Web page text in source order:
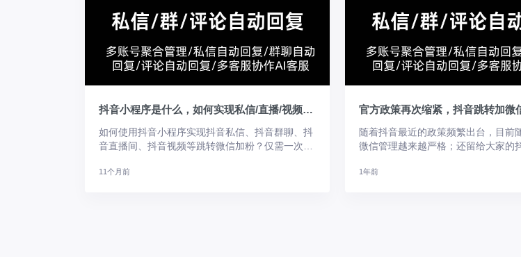
抖音小程序是什么，如何实现私信/直播/视频跳转微信？
如何使用抖音小程序实现抖音私信、抖音群聊、抖
音直播间、抖音视频等跳转微信加粉？仅需一次备
11个月前
随着抖音最近的政策频繁出台，目前
微信管理越来越严格；还留给大家的
1年前